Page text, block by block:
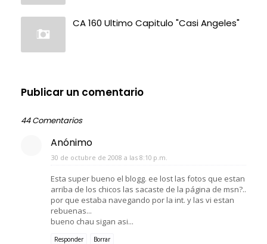
CA 160 Ultimo Capitulo "Casi Angeles"
Publicar un comentario
44 Comentarios
Anónimo
30 de octubre de 2008 a las 8:10 p.m.
Esta super bueno el blogg. ee lost las fotos que estan
arriba de los chicos las sacaste de la página de msn?..
por que estaba navegando por la int. y las vi estan
rebuenas...
bueno chau sigan asi...
Responder Borrar